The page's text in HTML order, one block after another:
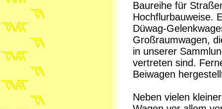
Baureihe für
Hochflurbauweise.
Düwag-
Großraumwagen,
in unserer
vertreten sind.
Beiwagen
Neben vielen